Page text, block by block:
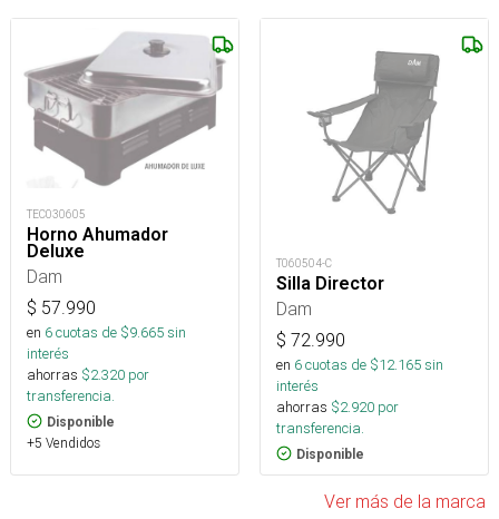
TEC030605
Horno Ahumador
Deluxe
Dam
$ 57.990
en 6cuotas de $9.665sin
interés
ahorras $2.320 por
transferencia.
Disponible
+5 Vendidos
T060504-C
Silla Director
Dam
$ 72.990
en 6cuotas de $12.165sin
interés
ahorras $2.920 por
transferencia.
Disponible
Ver más de la marca